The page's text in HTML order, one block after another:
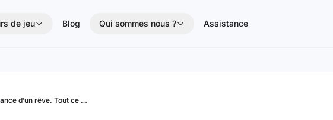
de jeu Blog Qui sommes nous ? Assistance
Hytale : la renaissance d’un rêve. Tout ce qu’il faut savoir